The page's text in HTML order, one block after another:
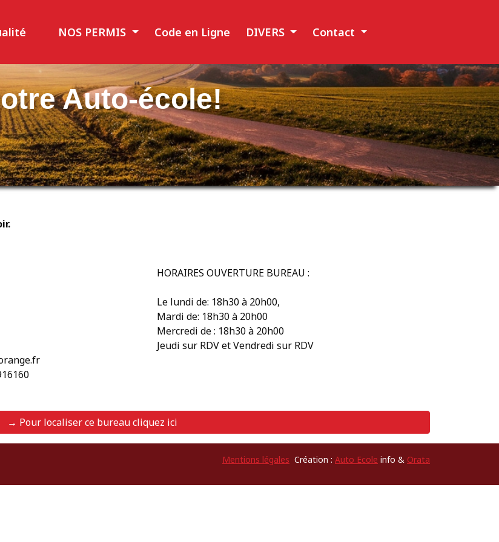
NOS PERMIS Code en Ligne DIVERS Contact
Auto-école!
HORAIRES OUVERTURE BUREAU :
Le lundi de: 18h30 à 20h00,
Mardi de: 18h30 à 20h00
Mercredi de : 18h30 à 20h00
Jeudi sur RDV et Vendredi sur RDV
→ Pour localiser ce bureau cliquez ici
Mentions légales Création : Auto Ecole info & Orata